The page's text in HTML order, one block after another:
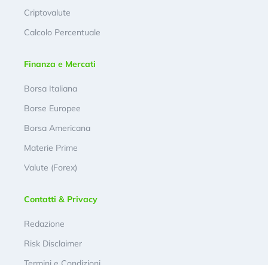
Criptovalute
Calcolo Percentuale
Finanza e Mercati
Borsa Italiana
Borse Europee
Borsa Americana
Materie Prime
Valute (Forex)
Contatti & Privacy
Redazione
Risk Disclaimer